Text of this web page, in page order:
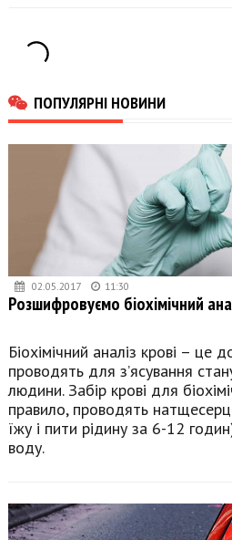
ПОПУЛЯРНІ НОВИНИ
02.05.2017 11:30
Розшифровуємо біохімічний
Біохімічний аналіз крові – це
проводять для з’ясування
людини. Забір крові для
правило, проводять
їжу і пити рідину за 6-12
воду.